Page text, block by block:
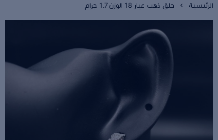
الرئيسية حلق ذهب عيار 18 الوزن 1.7 جرام